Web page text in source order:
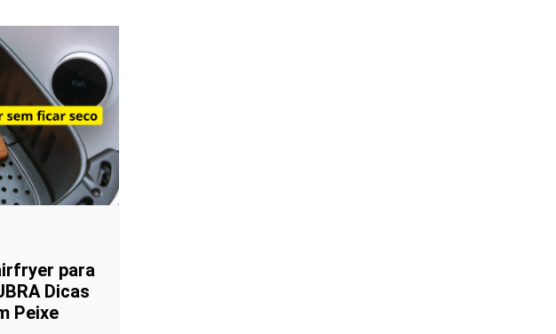
para
Dicas
Peixe